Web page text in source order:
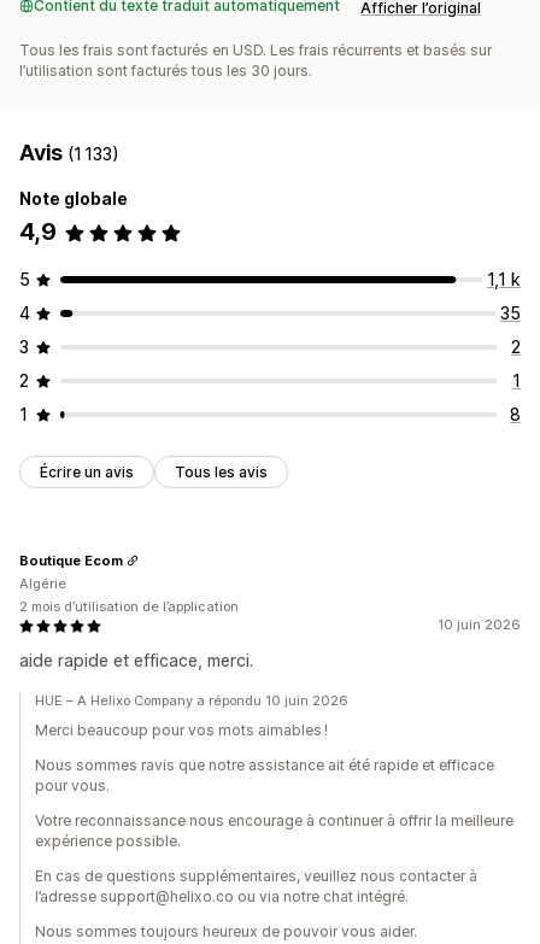
Contient du texte traduit automatiquement Afficher l’original
Tous les frais sont facturés en USD. Les frais récurrents et basés sur
l’utilisation sont facturés tous les 30 jours.
Avis (1 133)
Note globale
4,9
5
1,1 k
4
35
3
2
2
1
1
8
Écrire un avis Tous les avis
10 juin 2026
aide rapide et efficace, merci.
Boutique Ecom
Algérie
2 mois d’utilisation de l’application
HUE – A Helixo Company a répondu 10 juin 2026
Merci beaucoup pour vos mots aimables !
Nous sommes ravis que notre assistance ait été rapide et efficace
pour vous.
Votre reconnaissance nous encourage à continuer à offrir la meilleure
expérience possible.
En cas de questions supplémentaires, veuillez nous contacter à
l’adresse support@helixo.co ou via notre chat intégré.
Nous sommes toujours heureux de pouvoir vous aider.